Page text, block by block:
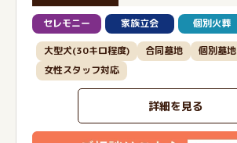
セレモニー 家族立会 個別火葬
大型犬(30キロ程度) 合同墓地 個別墓地
女性スタッフ対応
詳細を見る